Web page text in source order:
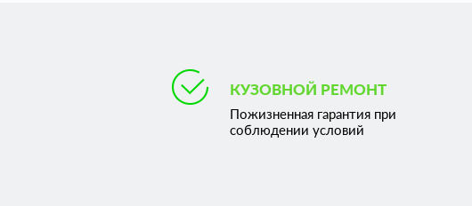
КУЗОВНОЙ РЕМОНТ
Пожизненная гарантия при
соблюдении условий